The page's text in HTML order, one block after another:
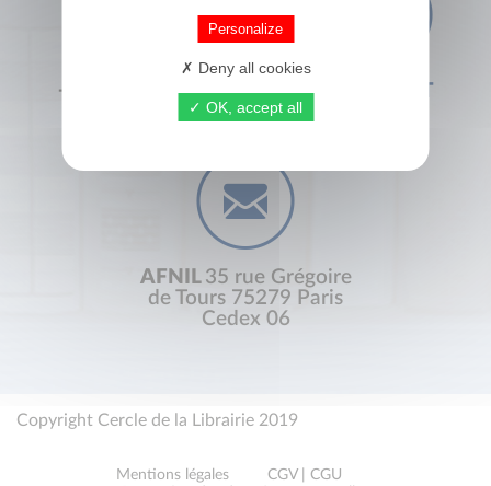
+33 (0) 1 44 41 29 19 CONTACT
AFNIL 35 rue Grégoire
de Tours 75279 Paris
Cedex 06
Copyright Cercle de la Librairie 2019
Mentions légales
CGV | CGU
Personalize
Deny all cookies
OK, accept all